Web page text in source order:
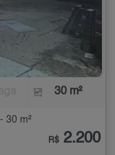
30 m²
30 m²
R$ 2.200